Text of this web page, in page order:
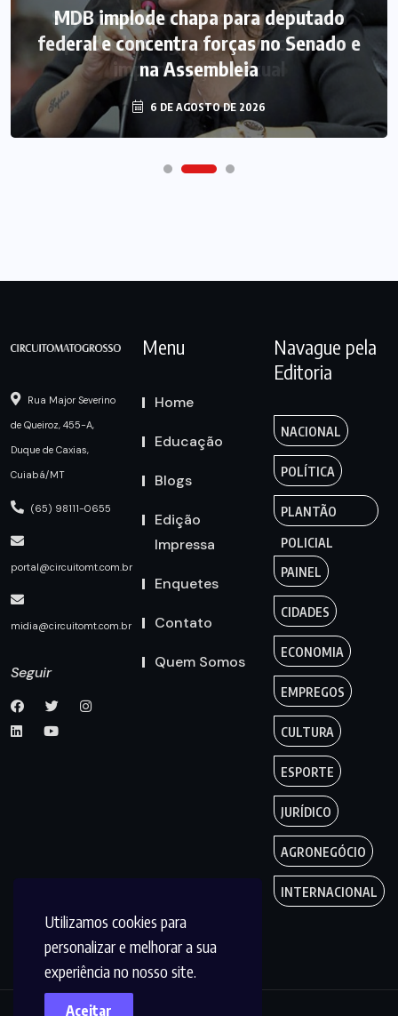
Utilizamos cookies para
personalizar e melhorar a sua
experiência no nosso site.
Aceitar
MDB implode chapa para deputado
federal e concentra forças no Senado e
na Assembleia
6 DE AGOSTO DE 2026
Rua Major Severino
de Queiroz, 455-A,
Duque de Caxias,
Cuiabá/MT
(65) 98111-0655
portal@circuitomt.com.br
midia@circuitomt.com.br
Seguir
Menu
Home
Educação
Blogs
Edição
Impressa
Enquetes
Contato
Quem Somos
Navague pela
Editoria
NACIONAL
POLÍTICA
PLANTÃO
POLICIAL
PAINEL
CIDADES
ECONOMIA
EMPREGOS
CULTURA
ESPORTE
JURÍDICO
AGRONEGÓCIO
INTERNACIONAL